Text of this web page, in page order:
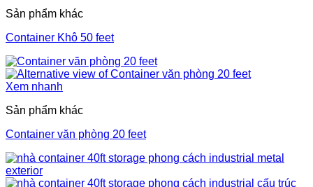
Sản phẩm khác
Container Khô 50 feet
Xem nhanh
Sản phẩm khác
Container văn phòng 20 feet